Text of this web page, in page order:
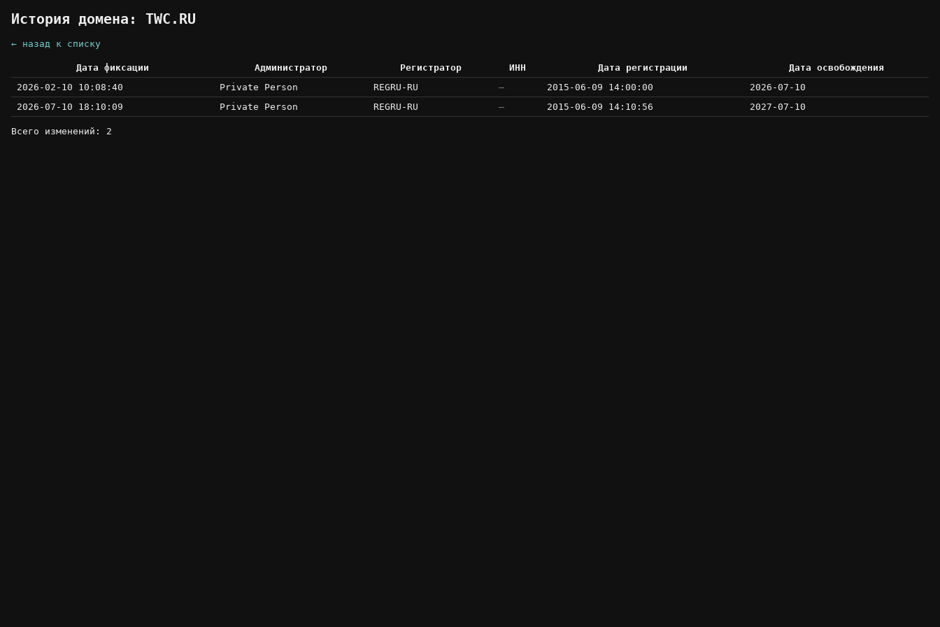
История домена: TWC.RU
← назад к списку
Дата фиксации Администратор Регистратор ИНН Дата регистрации
Дата освобождения
2026-02-10 10:08:40
Private Person REGRU-RU — 2015-06-09 14:00:00
2026-07-10
2026-07-10 18:10:09
Private Person REGRU-RU — 2015-06-09 14:10:56 2027-07-10
Всего изменений: 2